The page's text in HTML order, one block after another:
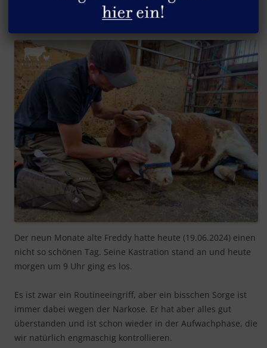
Der neun Monate alte Freddy hatte heute (19.06.2024) einen
nicht so schönen Tag. Seine Kastration stand an und heute
morgen um 9 Uhr ging es los.
Es ist zwar ein Routineeingriff, aber ein bisschen Sorge ist
immer dabei wegen der Narkose. Er hat aber alles gut
überstanden und ist schon wieder in der Aufwachphase, die
wir natürlich engmaschig kontrollieren.